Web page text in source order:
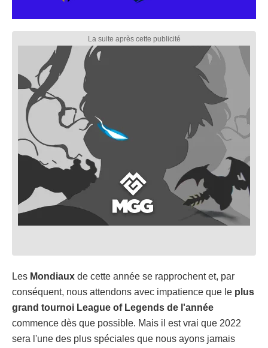
Les Mondiaux de cette année se rapprochent et, par
conséquent, nous attendons avec impatience que le plus
grand tournoi League of Legends de l'année
commence dès que possible. Mais il est vrai que 2022
sera l'une des plus spéciales que nous ayons jamais